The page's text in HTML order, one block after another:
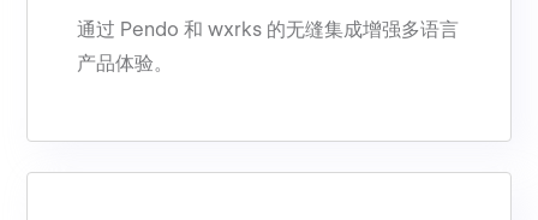
通过 Pendo 和 wxrks 的无缝集成增强多语言
产品体验。